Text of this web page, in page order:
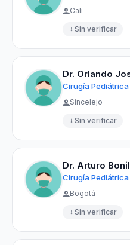
Cali
Sin verificar
Cirugía Pediátrica
Sincelejo
Sin verificar
Cirugía Pediátrica
Bogotá
Sin verificar